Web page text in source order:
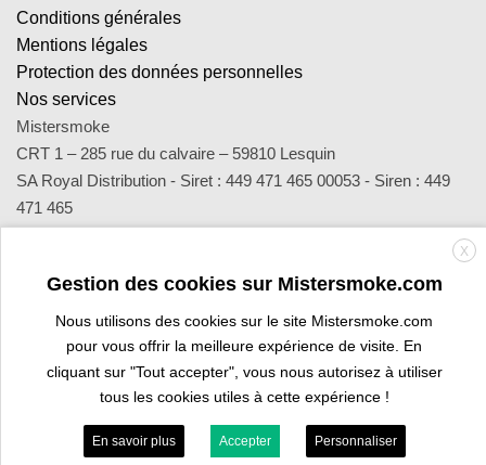
Conditions générales
Mentions légales
Protection des données personnelles
Nos services
Mistersmoke
CRT 1 – 285 rue du calvaire – 59810 Lesquin
SA Royal Distribution - Siret : 449 471 465 00053 - Siren : 449
471 465
sav@mistersmoke.com ou par téléphone au 03 20 90 56 55 du
lundi au vendredi de 9h à 17h.
Credit
Card
MasterCardApple
Pay
Transfer
Visa
Visa
Electron
Copyright 2026 ©Mistersmoke.com
X
Gestion des cookies sur Mistersmoke.com
Nous utilisons des cookies sur le site Mistersmoke.com
pour vous offrir la meilleure expérience de visite. En
cliquant sur "Tout accepter", vous nous autorisez à utiliser
tous les cookies utiles à cette expérience !
En savoir plus Accepter Personnaliser